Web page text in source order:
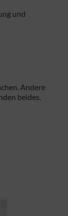
und
Andere
beides.